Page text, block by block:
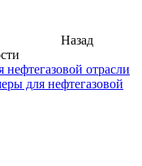
Назад
отрасли
для нефтегазовой